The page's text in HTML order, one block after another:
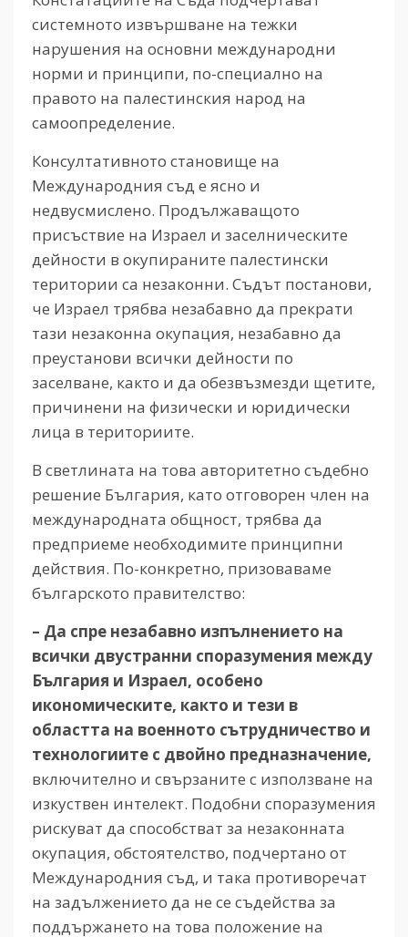
системното извършване на тежки
нарушения на основни международни
норми и принципи, по-специално на
правото на палестинския народ на
самоопределение.
Консултативното становище на
Международния съд е ясно и
недвусмислено. Продължаващото
присъствие на Израел и заселническите
дейности в окупираните палестински
територии са незаконни. Съдът постанови,
че Израел трябва незабавно да прекрати
тази незаконна окупация, незабавно да
преустанови всички дейности по
заселване, както и да обезвъзмезди щетите,
причинени на физически и юридически
лица в териториите.
В светлината на това авторитетно съдебно
решение България, като отговорен член на
международната общност, трябва да
предприеме необходимите принципни
действия. По-конкретно, призоваваме
българското правителство:
– Да спре незабавно изпълнението на
всички двустранни споразумения между
България и Израел, особено
икономическите, както и тези в
областта на военното сътрудничество и
технологиите с двойно предназначение,
включително и свързаните с използване на
изкуствен интелект. Подобни споразумения
рискуват да способстват за незаконната
окупация, обстоятелство, подчертано от
Международния съд, и така противоречат
на задължението да не се съдейства за
поддържането на това положение на